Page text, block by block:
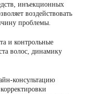
инъекционных
воздействовать
проблемы.
и контрольные
волос, динамику
консультацию